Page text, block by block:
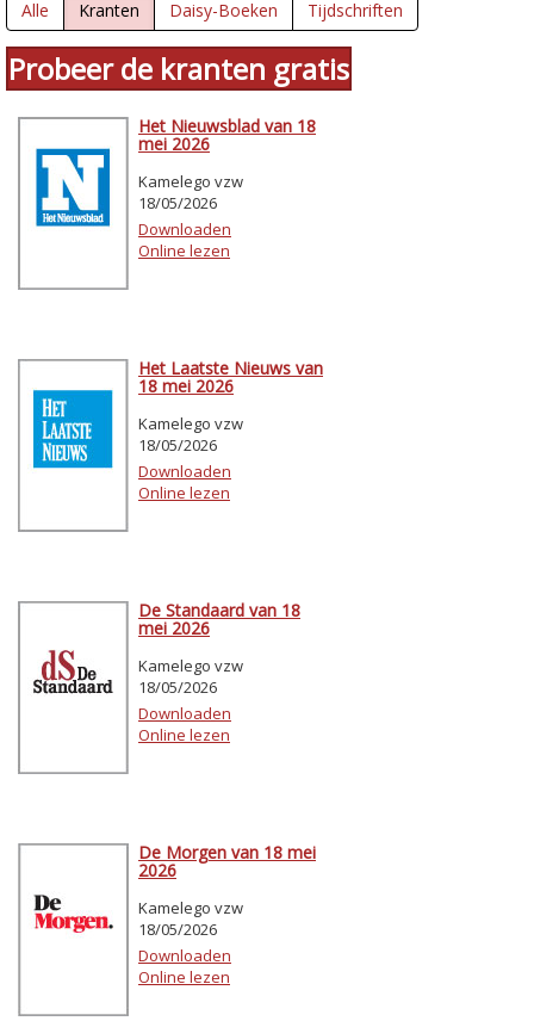
Alle Kranten Daisy-Boeken Tijdschriften
Probeer de kranten gratis
Het Nieuwsblad van 18
mei 2026
Kamelego vzw
18/05/2026
Downloaden
Online lezen
Het Laatste Nieuws van
18 mei 2026
Kamelego vzw
18/05/2026
Downloaden
Online lezen
De Standaard van 18
mei 2026
Kamelego vzw
18/05/2026
Downloaden
Online lezen
De Morgen van 18 mei
2026
Kamelego vzw
18/05/2026
Downloaden
Online lezen